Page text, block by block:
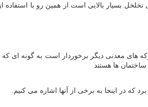
بسیار بالایی است از همین رو با استفاده
های معدنی دیگر برخوردار است به گونه ای که
ها هستند
در اینجا به برخی از آنها اشاره می ‌کنیم.